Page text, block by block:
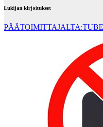
Lukijan kirjoitukset